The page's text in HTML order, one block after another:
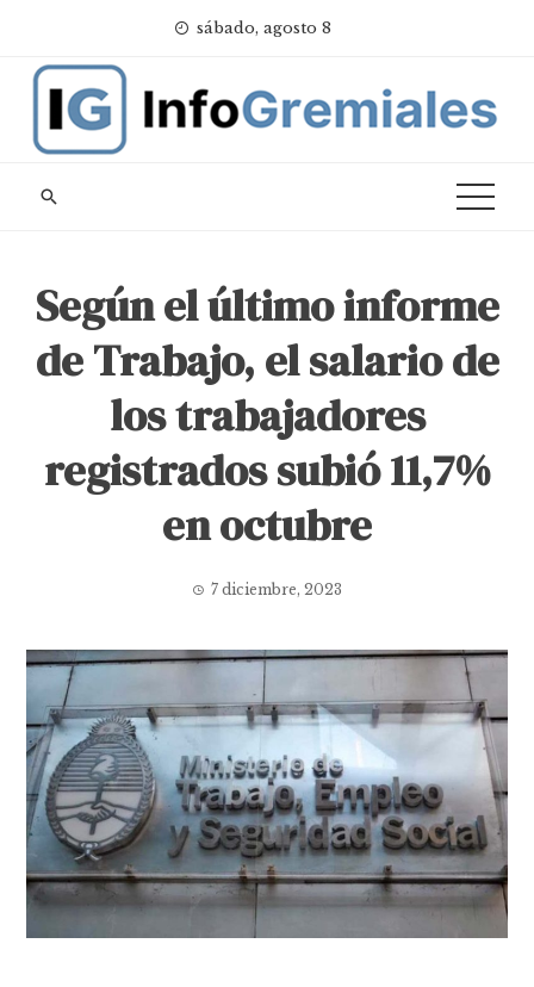
content
sábado, agosto 8
Según el último informe
de Trabajo, el salario de
los trabajadores
registrados subió 11,7%
en octubre
7 diciembre, 2023